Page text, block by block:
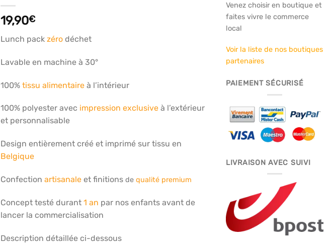
19,90€
Lunch pack zéro déchet
Lavable en machine à 30°
100% tissu alimentaire à l’intérieur
100% polyester avec impression exclusive à l’extérieur
et personnalisable
Design entièrement créé et imprimé sur tissu en
Belgique
Confection artisanale et finitions de qualité premium
Concept testé durant 1 an par nos enfants avant de
lancer la commercialisation
Description détaillée ci-dessous
Venez choisir en boutique et
faites vivre le commerce
local
Voir la liste de nos boutiques
partenaires
PAIEMENT SÉCURISÉ
LIVRAISON AVEC SUIVI